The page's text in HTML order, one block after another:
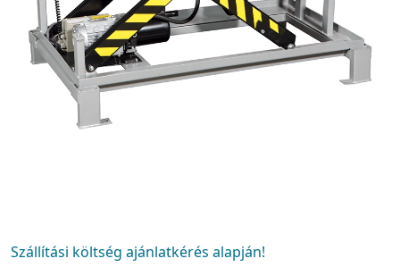
Szállítási költség ajánlatkérés alapján!